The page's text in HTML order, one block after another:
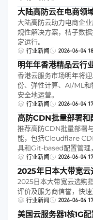
大陆高防云在电商领
大陆高防云助力电商企
规性解决方案，桔子数
定运行。
行业新闻 2026-06-04
明年年香港精品云行
香港云服务市场明年将
份、弹性计算、AI/ML和
安全地运营。
行业新闻 2026-06-04
高防CDN批量部署和
推荐高防CDN批量部署
能，包括Cloudflare
具和Git-based配置管理
荐。行业新闻 2026-06-04
2025年日本大带宽云
2025日本大带宽云选购
评价及服务商信誉，快速
行业新闻 2026-06-04
美国云服务器1核1G